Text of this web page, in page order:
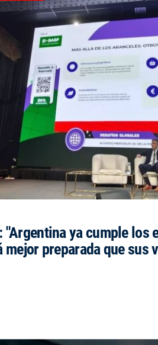
"Argentina ya cumple los
mejor preparada que sus